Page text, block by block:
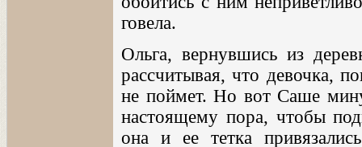
говела.
Ольга, вернувшись из
рассчитывая, что девочка,
не поймет. Но вот Саше
настоящему пора, чтобы
она и ее тетка